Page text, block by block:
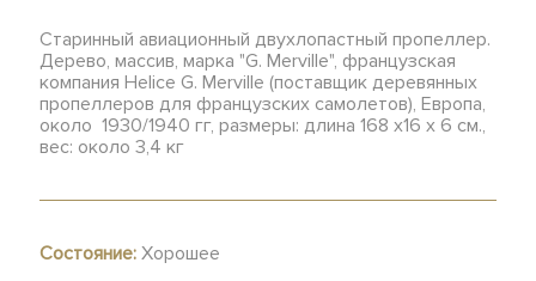
Старинный авиационный двухлопастный пропеллер.
Дерево, массив, марка "G. Merville", французская
компания Helice G. Merville (поставщик деревянных
пропеллеров для французских самолетов), Европа,
около 1930/1940 гг, размеры: длина 168 х16 х 6 см.,
вес: около 3,4 кг
Состояние: Хорошее